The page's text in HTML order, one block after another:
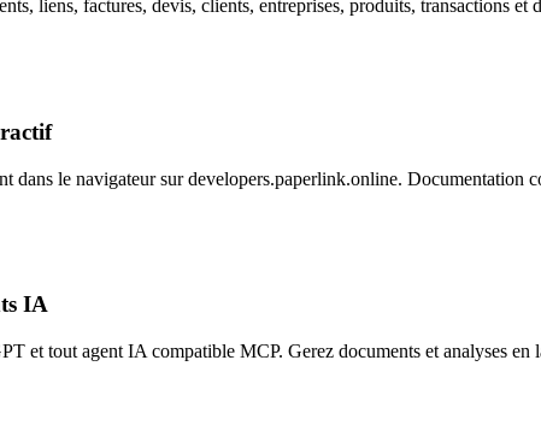
liens, factures, devis, clients, entreprises, produits, transactions et
dans le navigateur sur developers.paperlink.online. Documentation
IA
et tout agent IA compatible MCP. Gerez documents et analyses en